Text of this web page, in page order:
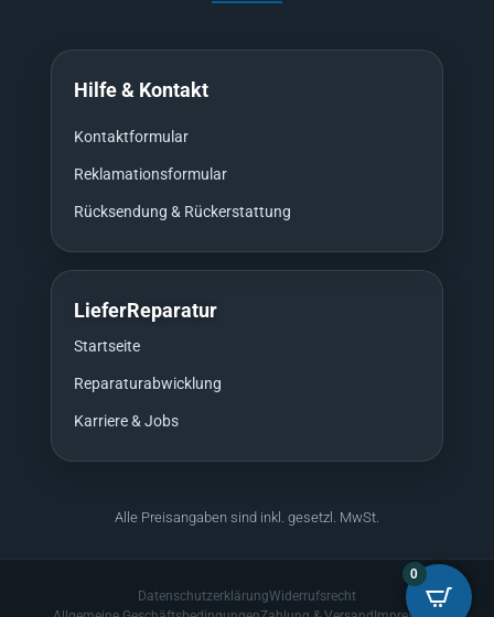
Hilfe & Kontakt
Kontaktformular
Reklamationsformular
Rücksendung & Rückerstattung
LieferReparatur
Startseite
Reparaturabwicklung
Karriere & Jobs
Alle Preisangaben sind inkl. gesetzl. MwSt.
DatenschutzerklärungWiderrufsrecht
0